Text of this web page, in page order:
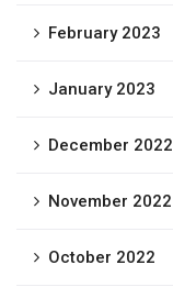
February 2023
January 2023
December 2022
November 2022
October 2022